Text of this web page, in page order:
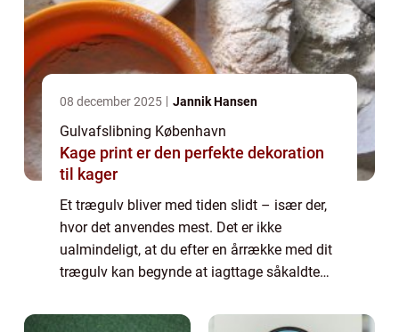
08 december 2025 Jannik Hansen
Gulvafslibning København
Kage print er den perfekte dekoration
til kager
Et trægulv bliver med tiden slidt – især der,
hvor det anvendes mest. Det er ikke
ualmindeligt, at du efter en årrække med dit
trægulv kan begynde at iagttage såkaldte